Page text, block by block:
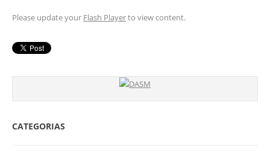
Please update your Flash Playerto view content.
CATEGORIAS